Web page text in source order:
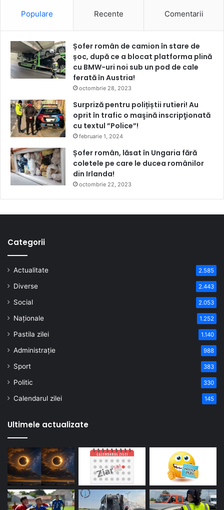
Populare Recente Comentarii
Șofer român de camion în stare de
șoc, după ce a blocat platforma plină
cu BMW-uri noi sub un pod de cale
ferată în Austria!
octombrie 28, 2023
Surpriză pentru polițiștii rutieri! Au
oprit în trafic o maşină inscripţionată
cu textul ”Police”!
februarie 1, 2024
Șofer român, lăsat în Ungaria fără
coletele pe care le ducea românilor
din Irlanda!
octombrie 22, 2023
Categorii
Actualitate 2.585
Diverse 2.443
Social 2.053
Naționale 1.252
Pastila zilei 1.140
Administrație 988
Sport 383
Politic 330
Calendarul zilei 145
Ultimele actualizate